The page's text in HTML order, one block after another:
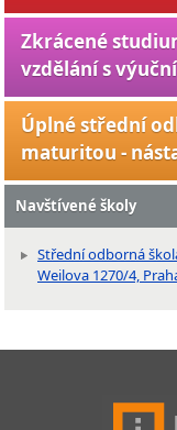
Zkrácené
vzdělání s
Úplné střední
maturitou -
Navštívené školy
Střední odborná
Weilova 1270/4,